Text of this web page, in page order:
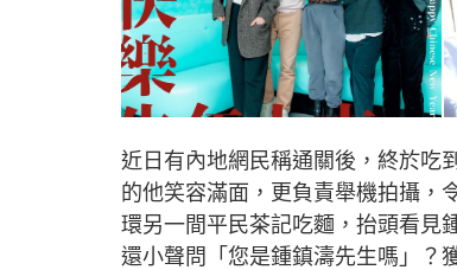
近日有內地網民稱通關後，終於吃
的他笑容滿面，更負責舉機拍攝，
環另一間平民茶記吃麵，抬頭看見
還小聲問「您是鍾鎮濤先生嗎」？